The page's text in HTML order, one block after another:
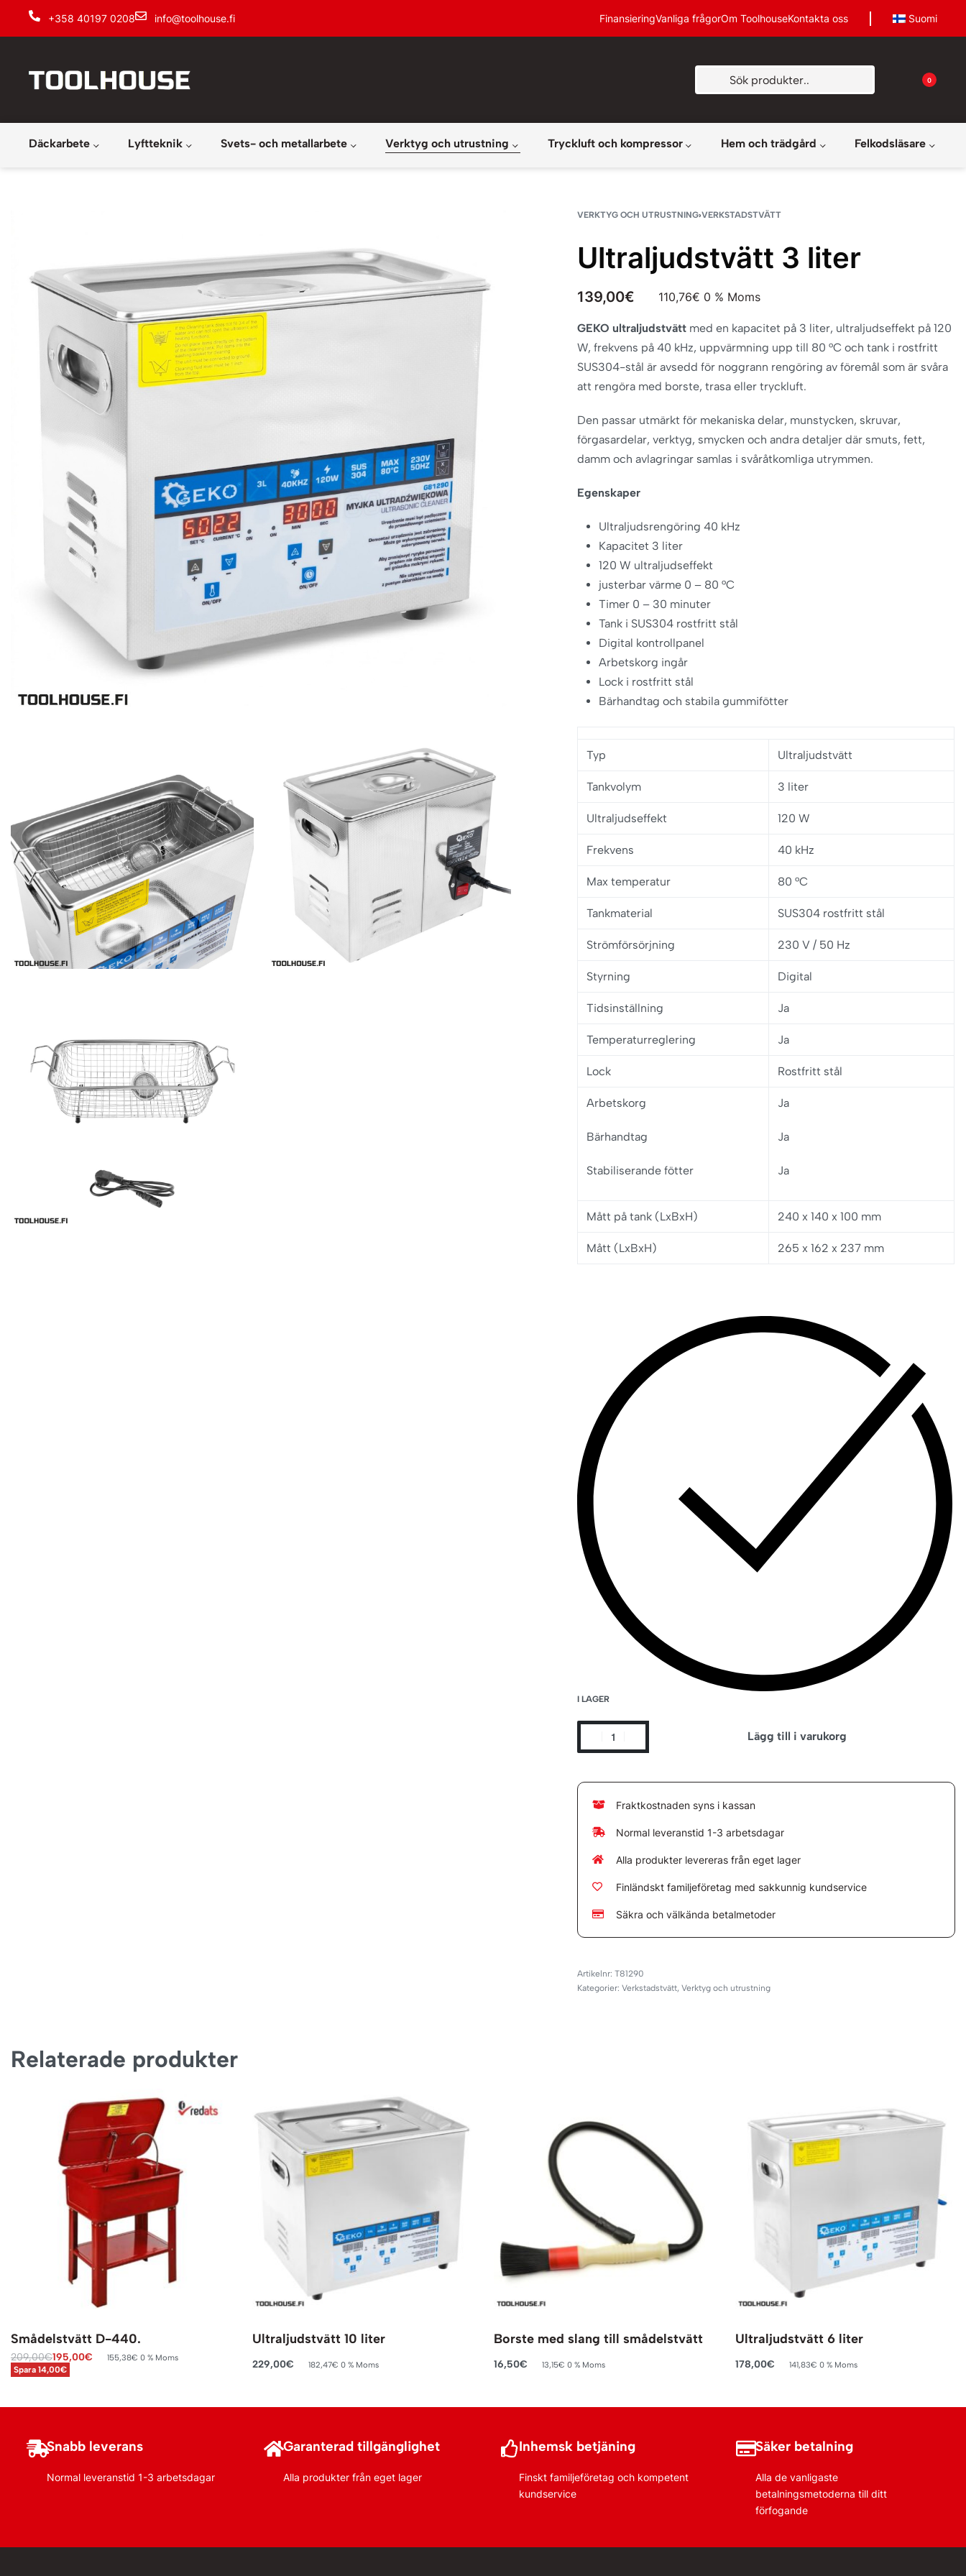
+358 40197 0208 info@toolhouse.fi FinansieringVanliga frågorOm ToolhouseKontakta oss Suomi
0
Däckarbete Lyftteknik Svets- och metallarbete Verktyg och utrustning Tryckluft och kompressor Hem och trädgård Felkodsläsare
VERKTYG OCH UTRUSTNING›VERKSTADSTVÄTT
Ultraljudstvätt 3 liter
139,00€ 110,76€ 0 % Moms
GEKO ultraljudstvätt med en kapacitet på 3 liter, ultraljudseffekt på 120
W, frekvens på 40 kHz, uppvärmning upp till 80 °C och tank i rostfritt
SUS304-stål är avsedd för noggrann rengöring av föremål som är svåra
att rengöra med borste, trasa eller tryckluft.
Den passar utmärkt för mekaniska delar, munstycken, skruvar,
förgasardelar, verktyg, smycken och andra detaljer där smuts, fett,
damm och avlagringar samlas i svåråtkomliga utrymmen.
Egenskaper
Ultraljudsrengöring 40 kHz
Kapacitet 3 liter
120 W ultraljudseffekt
justerbar värme 0 – 80 °C
Timer 0 – 30 minuter
Tank i SUS304 rostfritt stål
Digital kontrollpanel
Arbetskorg ingår
Lock i rostfritt stål
Bärhandtag och stabila gummifötter
Typ Ultraljudstvätt
Tankvolym 3 liter
Ultraljudseffekt 120 W
Frekvens 40 kHz
Max temperatur 80 °C
Tankmaterial SUS304 rostfritt stål
Strömförsörjning 230 V / 50 Hz
Styrning Digital
Tidsinställning Ja
Temperaturreglering Ja
Lock Rostfritt stål
Arbetskorg
Bärhandtag
Stabiliserande fötter
Ja
Ja
Ja
Mått på tank (LxBxH) 240 x 140 x 100 mm
Mått (LxBxH) 265 x 162 x 237 mm
I LAGER
Lägg till i varukorg
Fraktkostnaden syns i kassan
Normal leveranstid 1-3 arbetsdagar
Alla produkter levereras från eget lager
Finländskt familjeföretag med sakkunnig kundservice
Säkra och välkända betalmetoder
T81290
Kategorier:Verkstadstvätt,Verktyg och utrustning
Relaterade produkter
Smådelstvätt D-440.
209,00€195,00€ 155,38€ 0 % Moms
Spara 14,00€
Lägg till i varukorg
Ultraljudstvätt 10 liter
229,00€ 182,47€ 0 % Moms
Borste med slang till smådelstvätt
16,50€ 13,15€ 0 % Moms
Ultraljudstvätt 6 liter
178,00€ 141,83€ 0 % Moms
Snabb leverans
Normal leveranstid 1-3 arbetsdagar
Garanterad tillgänglighet
Alla produkter från eget lager
Inhemsk betjäning
Finskt familjeföretag och kompetent
kundservice
Säker betalning
Alla de vanligaste
betalningsmetoderna till ditt
förfogande